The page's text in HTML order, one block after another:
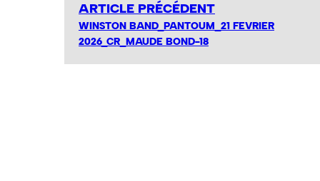
ARTICLE PRÉCÉDENT
WINSTON BAND_PANTOUM_21 FEVRIER
2026_CR_MAUDE BOND-18